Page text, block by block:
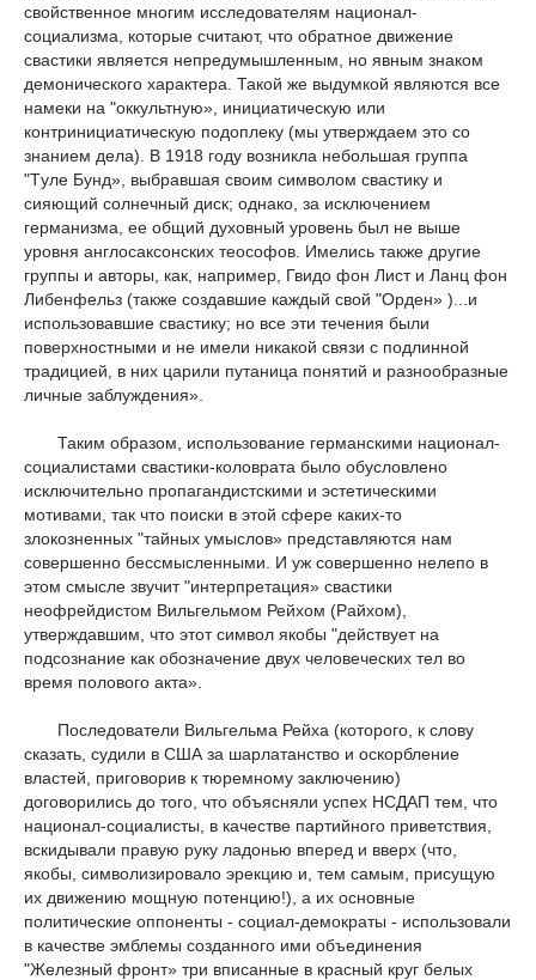
свойственное многим исследователям национал-
социализма, которые считают, что обратное движение
свастики является непредумышленным, но явным знаком
демонического характера. Такой же выдумкой являются все
намеки на "оккультную», инициатическую или
контринициатическую подоплеку (мы утверждаем это со
знанием дела). В 1918 году возникла небольшая группа
"Tуле Бунд», выбравшая своим символом свастику и
сияющий солнечный диск; однако, за исключением
германизма, ее общий духовный уровень был не выше
уровня англосаксонских теософов. Имелись также другие
группы и авторы, как, например, Гвидо фон Лист и Ланц фон
Либенфельз (также создавшие каждый свой "Орден» )...и
использовавшие свастику; но все эти течения были
поверхностными и не имели никакой связи с подлинной
традицией, в них царили путаница понятий и разнообразные
личные заблуждения».
Таким образом, использование германскими национал-
социалистами свастики-коловрата было обусловлено
исключительно пропагандистскими и эстетическими
мотивами, так что поиски в этой сфере каких-то
злокозненных "тайных умыслов» представляются нам
совершенно бессмысленными. И уж совершенно нелепо в
этом смысле звучит "интерпретация» свастики
неофрейдистом Вильгельмом Рейхом (Райхом),
утверждавшим, что этот символ якобы "действует на
подсознание как обозначение двух человеческих тел во
время полового акта».
Последователи Вильгельма Рейха (которого, к слову
сказать, судили в США за шарлатанство и оскорбление
властей, приговорив к тюремному заключению)
договорились до того, что объясняли успех НСДАП тем, что
национал-социалисты, в качестве партийного приветствия,
вскидывали правую руку ладонью вперед и вверх (что,
якобы, символизировало эрекцию и, тем самым, присущую
их движению мощную потенцию!), а их основные
политические оппоненты - социал-демократы - использовали
в качестве эмблемы созданного ими объединения
"Железный фронт» три вписанные в красный круг белых